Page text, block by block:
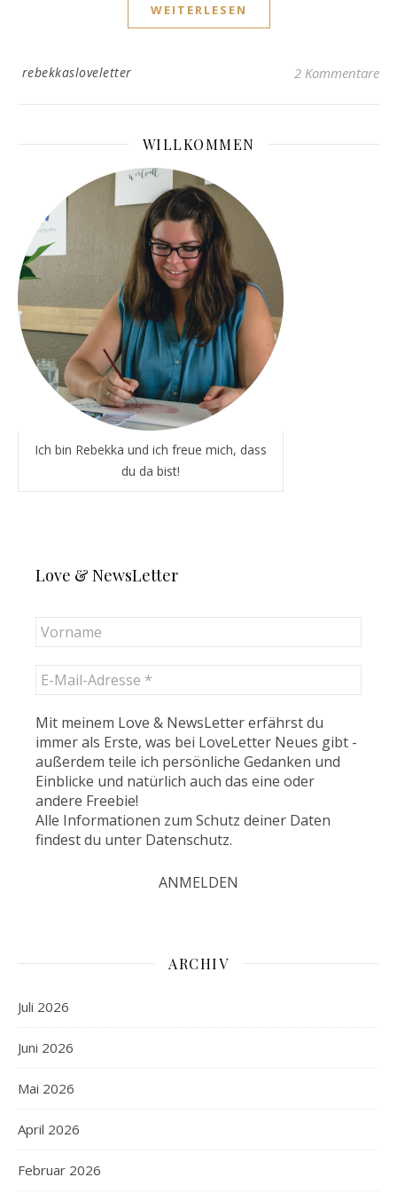
WEITERLESEN
rebekkasloveletter 2 Kommentare
WILLKOMMEN
Ich bin Rebekka und ich freue mich, dass
du da bist!
Love & NewsLetter
Mit meinem Love & NewsLetter erfährst du
immer als Erste, was bei LoveLetter Neues gibt -
außerdem teile ich persönliche Gedanken und
Einblicke und natürlich auch das eine oder
andere Freebie!
Alle Informationen zum Schutz deiner Daten
findest du unter Datenschutz.
ARCHIV
Juli 2026
Juni 2026
Mai 2026
April 2026
Februar 2026